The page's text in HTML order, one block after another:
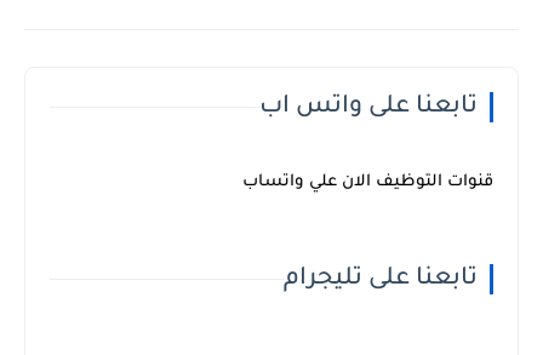
تابعنا على واتس اب
قنوات التوظيف الان علي واتساب
تابعنا على تليجرام